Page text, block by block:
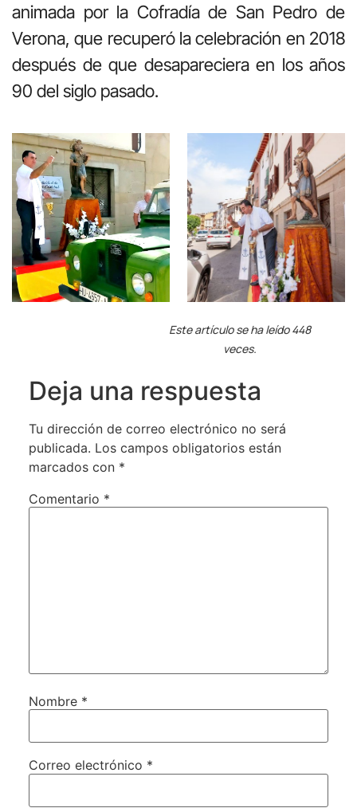
animada por la Cofradía de San Pedro de
Verona, que recuperó la celebración en 2018
después de que desapareciera en los años
90 del siglo pasado.
Este artículo se ha leído 448
veces.
Deja una respuesta
Tu dirección de correo electrónico no será
publicada. Los campos obligatorios están
marcados con *
Comentario *
Nombre *
Correo electrónico *